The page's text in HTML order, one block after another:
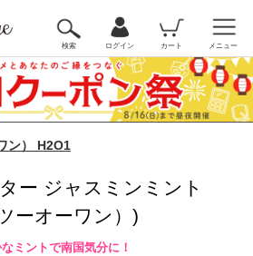
検索 ログイン カート メニュー
ン） H2O1
ー ジャスミンミント
ーオーワン）)
ミントで南国気分に！